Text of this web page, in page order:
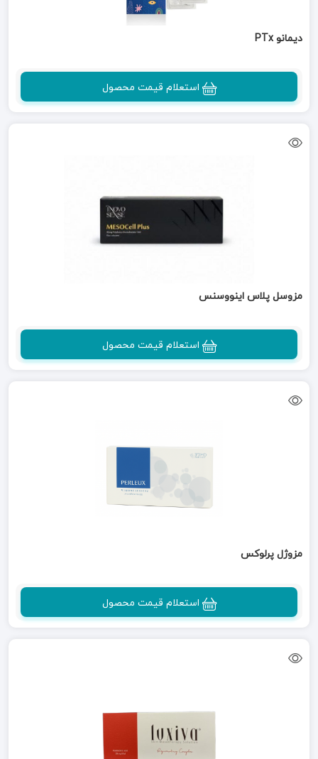
دیمانو PTx
استعلام قیمت محصول
مزوسل پلاس اینووسنس
استعلام قیمت محصول
مزوژل پرلوکس
استعلام قیمت محصول